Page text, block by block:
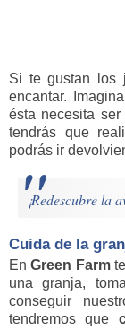
Si te gustan los
encantar.
ésta necesita
tendrás que
podrás ir
¡Redescubre la
Cuida de la
EnGreen Farm
una granja,
conseguir
tendremos que